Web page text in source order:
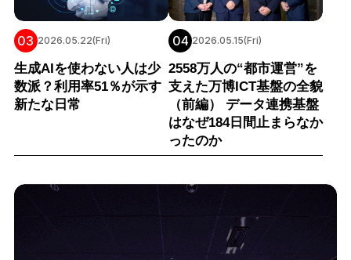
03 2026.05.22(Fri)
生成AIを使わない人は少
数派？利用率51％が示す
新たな日常
04 2026.05.15(Fri)
2558万人の“都市運営”を
支えた万博ICT基盤の全貌
（前編） データ連携基盤
はなぜ184日間止まらなか
ったのか